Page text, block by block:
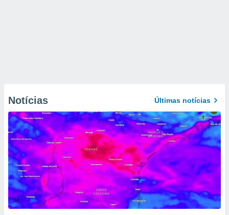
Notícias Últimas notícias